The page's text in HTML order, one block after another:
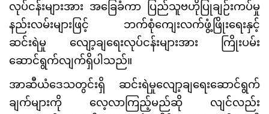
လုပ်ငန်းများအား အခြေခံကာ ပြည်သူဗဟိုပြုချဉ်းကပ်မှု
နည်းလမ်းများဖြင့် ဘက်စုံကျေးလက်ဖွံ့ဖြိုးရေးနှင့်
ဆင်းရဲမှု လျော့ချရေးလုပ်ငန်းများအား ကြိုးပမ်း
ဆောင်ရွက်လျက်ရှိပါသည်။
အာဆီယံဒေသတွင်းရှိ ဆင်းရဲမှုလျော့ချရေးဆောင်ရွက်
ချက်များကို လေ့လာကြည့်မည်ဆို လျင်လည်း